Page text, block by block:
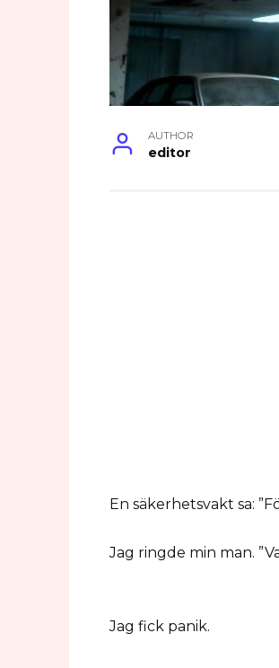
AUTHOR
editor
En säkerhetsvakt sa:
Jag ringde min man.
Jag fick panik.